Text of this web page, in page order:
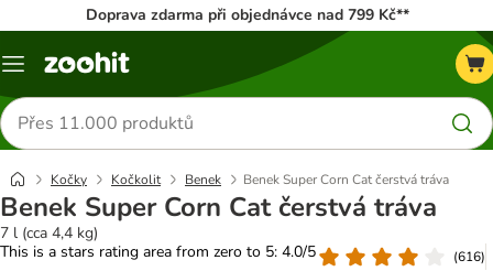
Doprava zdarma při objednávce nad 799 Kč**
Menu
Hledat
produkty
Kočky Kočkolit Benek Benek Super Corn Cat čerstvá tráva
Benek Super Corn Cat čerstvá tráva
7 l (cca 4,4 kg)
This is a stars rating area from zero to 5: 4.0/5
(616)